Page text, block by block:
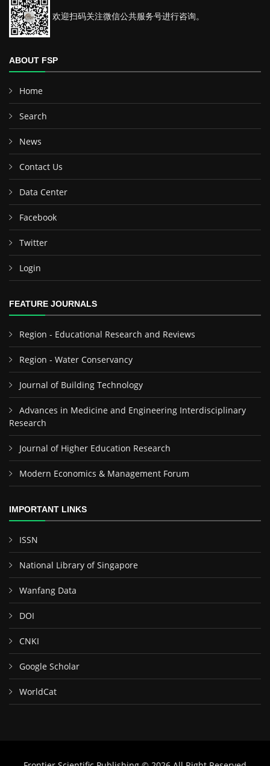
欢迎扫码关注微信公共服务号进行咨询。
ABOUT FSP
Home
Search
News
Contact Us
Data Center
Facebook
Twitter
Login
FEATURE JOURNALS
Region - Educational Research and Reviews
Region - Water Conservancy
Journal of Building Technology
Advances in Medicine and Engineering Interdisciplinary
Research
Journal of Higher Education Research
Modern Economics & Management Forum
IMPORTANT LINKS
ISSN
National Library of Singapore
Wanfang Data
DOI
CNKI
Google Scholar
WorldCat